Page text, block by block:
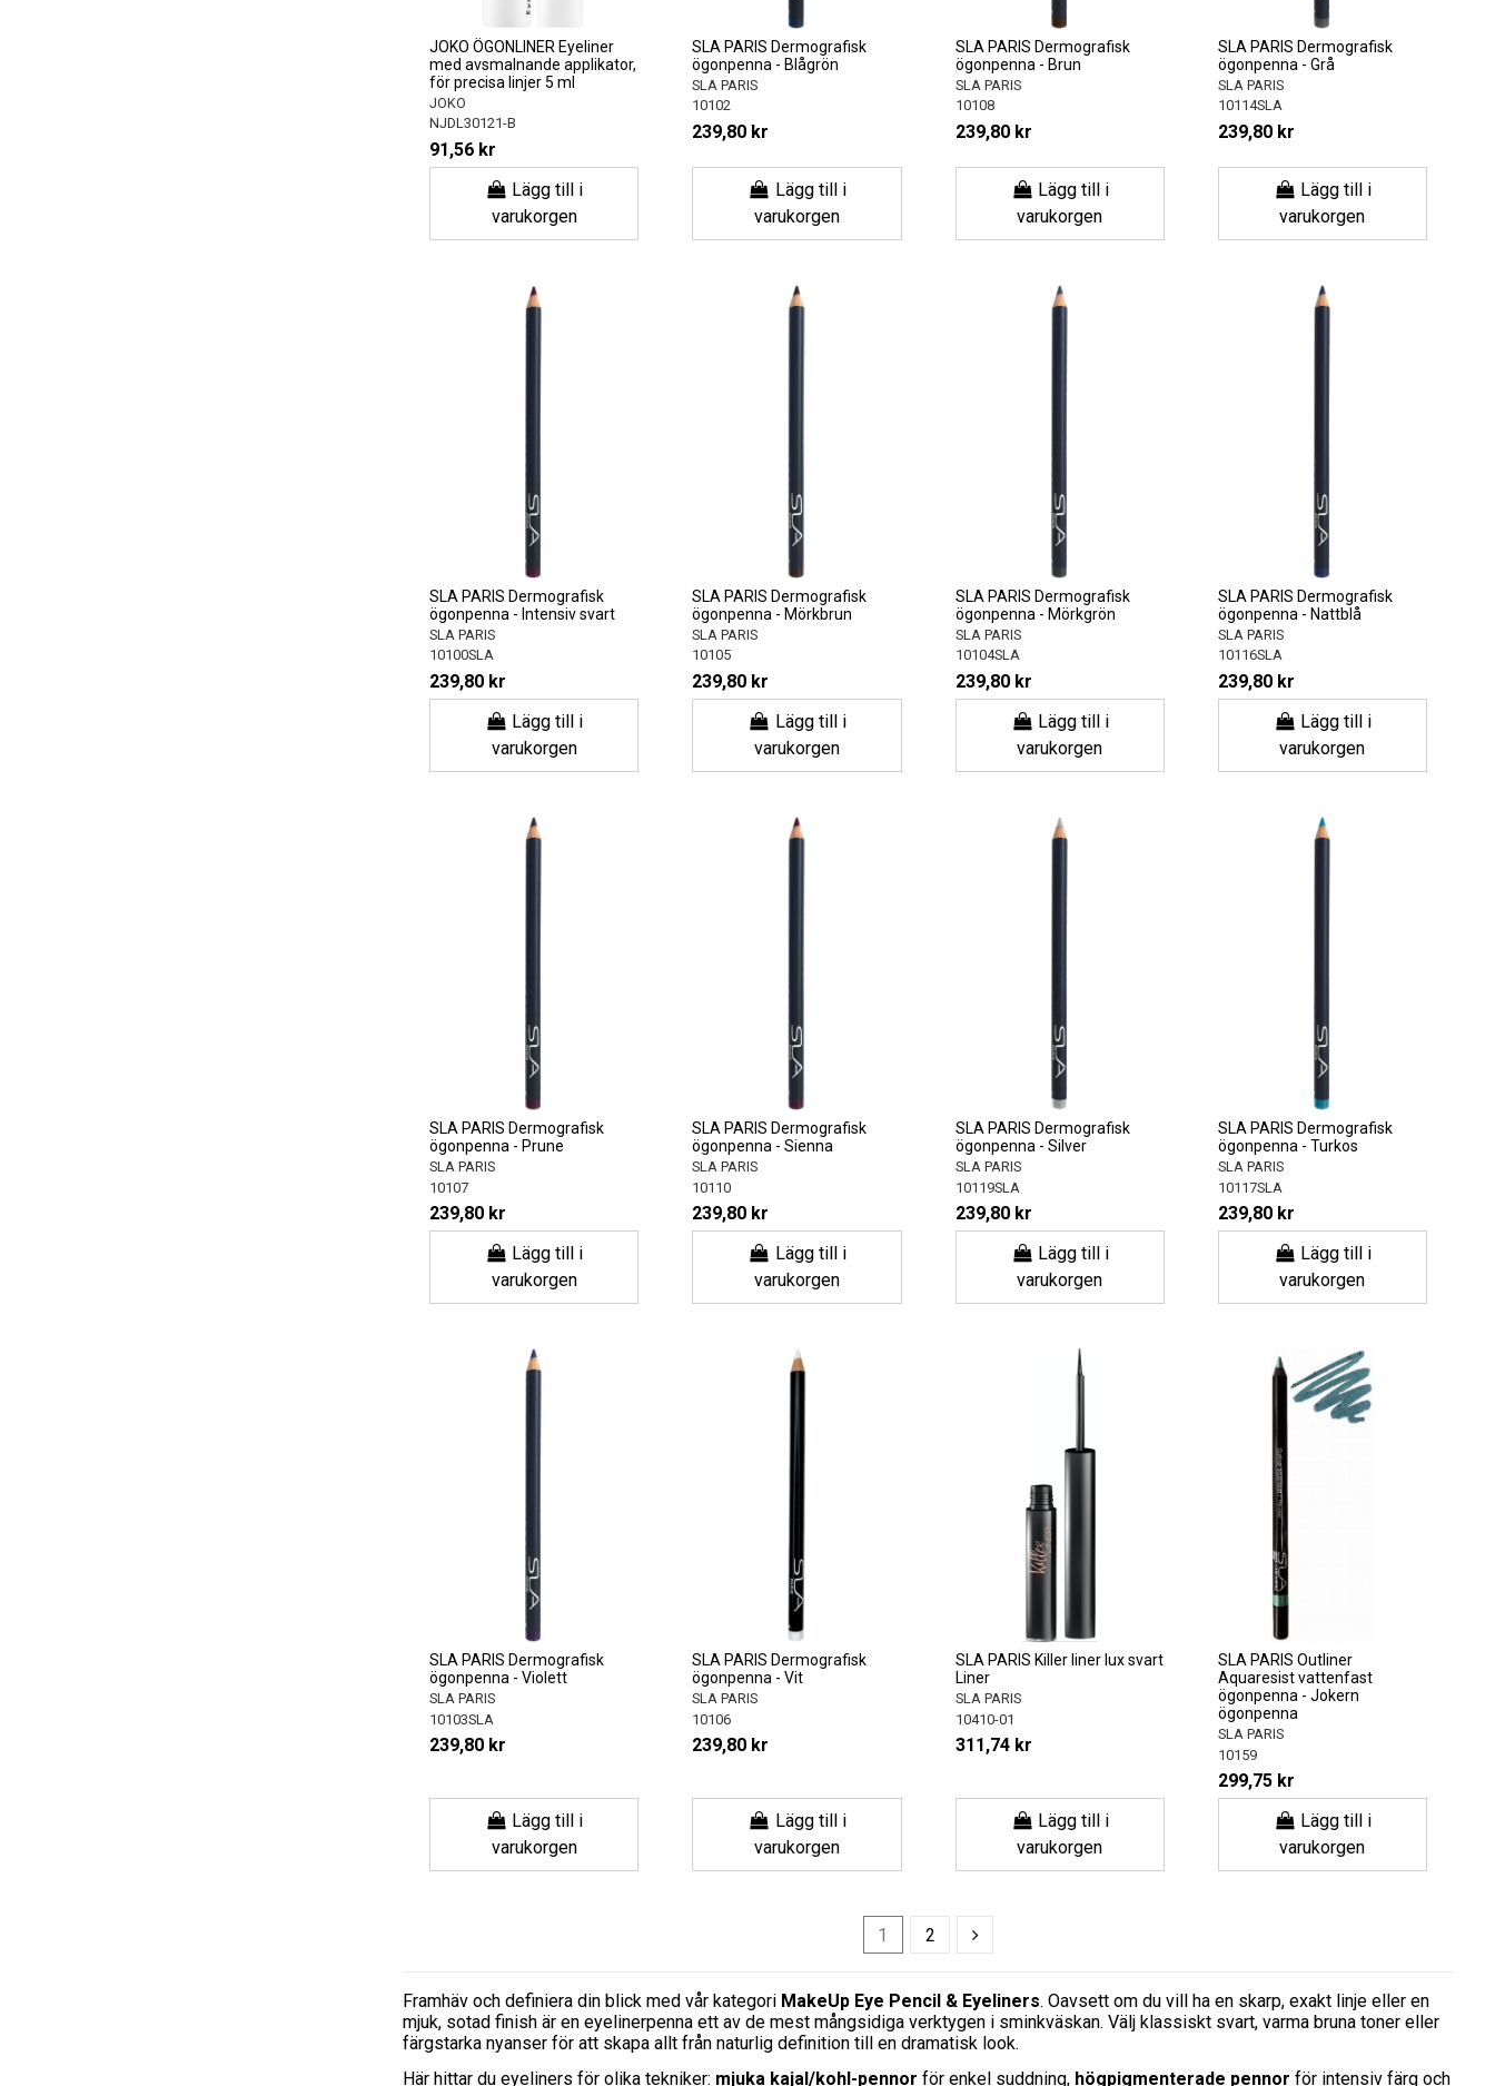
JOKO ÖGONLINER Eyeliner
med avsmalnande applikator,
för precisa linjer 5 ml
JOKO
NJDL30121-B
91,56 kr
Lägg till i
varukorgen
SLA PARIS Dermografisk
ögonpenna - Blågrön
SLA PARIS
10102
239,80 kr
Lägg till i
varukorgen
SLA PARIS Dermografisk
ögonpenna - Brun
SLA PARIS
10108
239,80 kr
Lägg till i
varukorgen
SLA PARIS Dermografisk
ögonpenna - Grå
SLA PARIS
10114SLA
239,80 kr
Lägg till i
varukorgen
SLA PARIS Dermografisk
ögonpenna - Intensiv svart
SLA PARIS
10100SLA
239,80 kr
Lägg till i
varukorgen
SLA PARIS Dermografisk
ögonpenna - Mörkbrun
SLA PARIS
10105
239,80 kr
Lägg till i
varukorgen
SLA PARIS Dermografisk
ögonpenna - Mörkgrön
SLA PARIS
10104SLA
239,80 kr
Lägg till i
varukorgen
SLA PARIS Dermografisk
ögonpenna - Nattblå
SLA PARIS
10116SLA
239,80 kr
Lägg till i
varukorgen
SLA PARIS Dermografisk
ögonpenna - Prune
SLA PARIS
10107
239,80 kr
Lägg till i
varukorgen
SLA PARIS Dermografisk
ögonpenna - Sienna
SLA PARIS
10110
239,80 kr
Lägg till i
varukorgen
SLA PARIS Dermografisk
ögonpenna - Silver
SLA PARIS
10119SLA
239,80 kr
Lägg till i
varukorgen
SLA PARIS Dermografisk
ögonpenna - Turkos
SLA PARIS
10117SLA
239,80 kr
Lägg till i
varukorgen
SLA PARIS Dermografisk
ögonpenna - Violett
SLA PARIS
10103SLA
239,80 kr
Lägg till i
varukorgen
SLA PARIS Dermografisk
ögonpenna - Vit
SLA PARIS
10106
239,80 kr
Lägg till i
varukorgen
SLA PARIS Killer liner lux svart
Liner
SLA PARIS
10410-01
311,74 kr
Lägg till i
varukorgen
SLA PARIS Outliner
Aquaresist vattenfast
ögonpenna - Jokern
ögonpenna
SLA PARIS
10159
299,75 kr
Lägg till i
varukorgen
1 2
Framhäv och definiera din blick med vår kategori MakeUp Eye Pencil & Eyeliners. Oavsett om du vill ha en skarp, exakt linje eller en
mjuk, sotad finish är en eyelinerpenna ett av de mest mångsidiga verktygen i sminkväskan. Välj klassiskt svart, varma bruna toner eller
färgstarka nyanser för att skapa allt från naturlig definition till en dramatisk look.
Här hittar du eyeliners för olika tekniker: mjuka kajal/kohl-pennor för enkel suddning, högpigmenterade pennor för intensiv färg och